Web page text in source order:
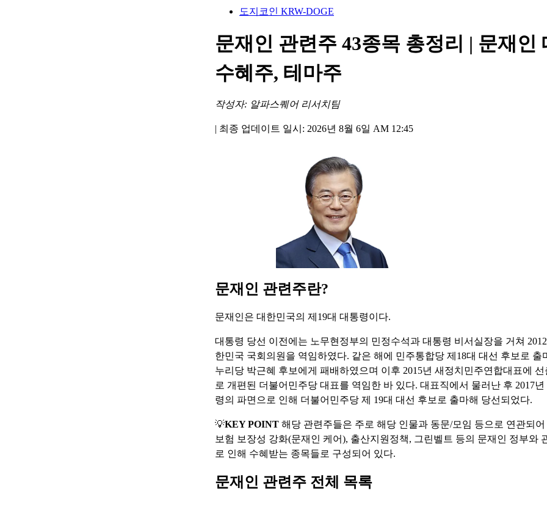
도지코인 KRW-DOGE
문재인 관련주 43종목 총정리 | 문재인
수혜주, 테마주
작성자: 알파스퀘어 리서치팀
| 최종 업데이트 일시: 2026년 8월 6일 AM 12:45
문재인 관련주란?
문재인은 대한민국의 제19대 대통령이다.
대통령 당선 이전에는 노무현정부의 민정수석과 대통령 비서실장을 거쳐
한민국 국회의원을 역임하였다. 같은 해에 민주통합당 제18대 대선 후보로 출
누리당 박근혜 후보에게 패배하였으며 이후 2015년 새정치민주연합대표에 선
로 개편된 더불어민주당 대표를 역임한 바 있다. 대표직에서 물러난 후 2017
령의 파면으로 인해 더불어민주당 제 19대 대선 후보로 출마해 당선되었다.
💡KEY POINT 해당 관련주들은 주로 해당 인물과 동문/모임 등으로 연관되
보험 보장성 강화(문재인 케어), 출산지원정책, 그린벨트 등의 문재인 정부와
로 인해 수혜받는 종목들로 구성되어 있다.
문재인 관련주 전체 목록